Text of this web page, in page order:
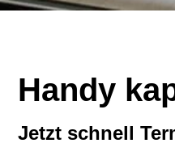
Handy
Jetzt schnell